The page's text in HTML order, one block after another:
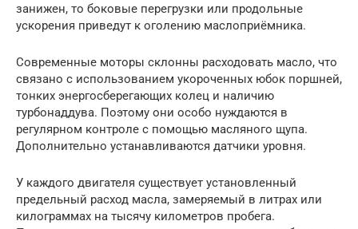
занижен, то боковые перегрузки или продольные
ускорения приведут к оголению маслоприёмника.
Современные моторы склонны расходовать масло, что
связано с использованием укороченных юбок поршней,
тонких энергосберегающих колец и наличию
турбонаддува. Поэтому они особо нуждаются в
регулярном контроле с помощью масляного щупа.
Дополнительно устанавливаются датчики уровня.
У каждого двигателя существует установленный
предельный расход масла, замеряемый в литрах или
килограммах на тысячу километров пробега.